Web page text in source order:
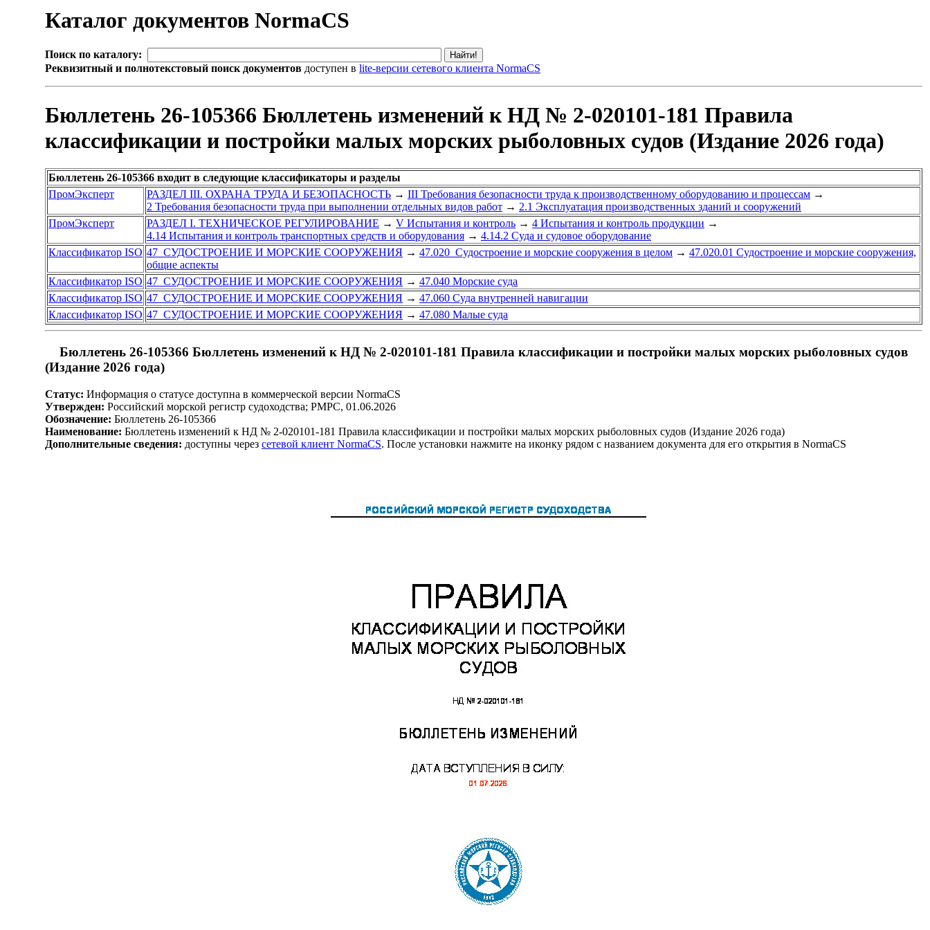
Каталог документов NormaCS
Поиск по каталогу:
Реквизитный и полнотекстовый поиск документов доступен в lite-версии сетевого клиента NormaCS
Бюллетень 26-105366 Бюллетень изменений к НД № 2-020101-181 Правила
классификации и постройки малых морских рыболовных судов (Издание 2026 года)
Бюллетень 26-105366 входит в следующие классификаторы и разделы
ПромЭксперт
РАЗДЕЛ III. ОХРАНА ТРУДА И БЕЗОПАСНОСТЬ → III Требования безопасности труда к производственному оборудованию и процессам →
2 Требования безопасности труда при выполнении отдельных видов работ → 2.1 Эксплуатация производственных зданий и сооружений
ПромЭксперт
РАЗДЕЛ I. ТЕХНИЧЕСКОЕ РЕГУЛИРОВАНИЕ → V Испытания и контроль → 4 Испытания и контроль продукции →
4.14 Испытания и контроль транспортных средств и оборудования → 4.14.2 Суда и судовое оборудование
Классификатор ISO 47 СУДОСТРОЕНИЕ И МОРСКИЕ СООРУЖЕНИЯ → 47.020 Судостроение и морские сооружения в целом → 47.020.01 Судостроение и морские сооружения,
общие аспекты
Классификатор ISO 47 СУДОСТРОЕНИЕ И МОРСКИЕ СООРУЖЕНИЯ → 47.040 Морские суда
Классификатор ISO 47 СУДОСТРОЕНИЕ И МОРСКИЕ СООРУЖЕНИЯ → 47.060 Суда внутренней навигации
Классификатор ISO 47 СУДОСТРОЕНИЕ И МОРСКИЕ СООРУЖЕНИЯ → 47.080 Малые суда
Бюллетень 26-105366 Бюллетень изменений к НД № 2-020101-181 Правила классификации и постройки малых морских рыболовных судов
(Издание 2026 года)
Статус: Информация о статусе доступна в коммерческой версии NormaCS
Утвержден: Российский морской регистр судоходства; РМРС, 01.06.2026
Обозначение: Бюллетень 26-105366
Наименование: Бюллетень изменений к НД № 2-020101-181 Правила классификации и постройки малых морских рыболовных судов (Издание 2026 года)
Дополнительные сведения: доступны через сетевой клиент NormaCS. После установки нажмите на иконку рядом с названием документа для его открытия в NormaCS